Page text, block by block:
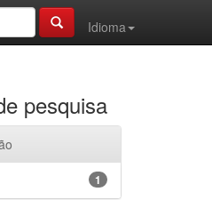
Idioma
pesquisa
1